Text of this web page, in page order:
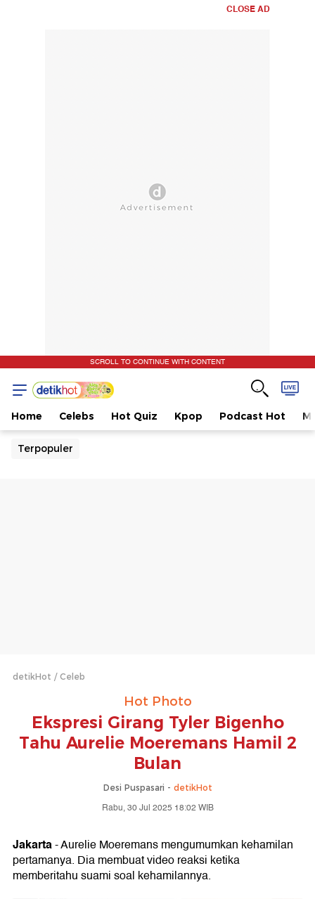
CLOSE AD
SCROLL TO CONTINUE WITH CONTENT
Home Celebs Hot Quiz Kpop Podcast Hot
Terpopuler
detikHot Celeb
Hot Photo
Ekspresi Girang Tyler Bigenho
Tahu Aurelie Moeremans Hamil 2
Bulan
Desi Puspasari - detikHot
Rabu, 30 Jul 2025 18:02 WIB
Jakarta- Aurelie Moeremans mengumumkan kehamilan
pertamanya. Dia membuat video reaksi ketika
memberitahu suami soal kehamilannya.